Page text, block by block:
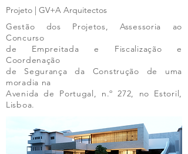
Projeto | GV+A Arquitectos
Gestão dos Projetos, Assessoria ao
Concurso
de Empreitada e Fiscalização e
Coordenação
de Segurança da Construção de uma
moradia na
Avenida de Portugal, n.º 272, no Estoril,
Lisboa.